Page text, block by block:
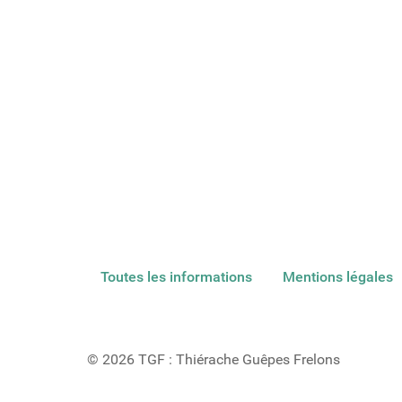
Toutes les informations Mentions légales
© 2026 TGF : Thiérache Guêpes Frelons